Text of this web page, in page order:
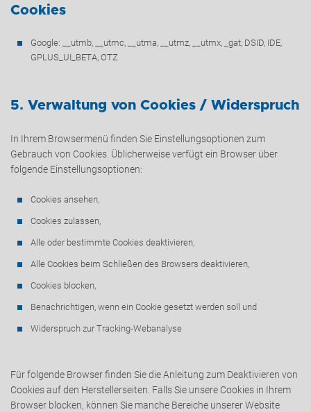
Cookies
Google: __utmb, __utmc, __utma, __utmz, __utmx, _gat, DSID, IDE,
GPLUS_UI_BETA, OTZ
5. Verwaltung von Cookies / Widerspruch
In Ihrem Browsermenü finden Sie Einstellungsoptionen zum
Gebrauch von Cookies. Üblicherweise verfügt ein Browser über
folgende Einstellungsoptionen:
Cookies ansehen,
Cookies zulassen,
Alle oder bestimmte Cookies deaktivieren,
Alle Cookies beim Schließen des Browsers deaktivieren,
Cookies blocken,
Benachrichtigen, wenn ein Cookie gesetzt werden soll und
Widerspruch zur Tracking-Webanalyse
Für folgende Browser finden Sie die Anleitung zum Deaktivieren von
Cookies auf den Herstellerseiten. Falls Sie unsere Cookies in Ihrem
Browser blocken, können Sie manche Bereiche unserer Website